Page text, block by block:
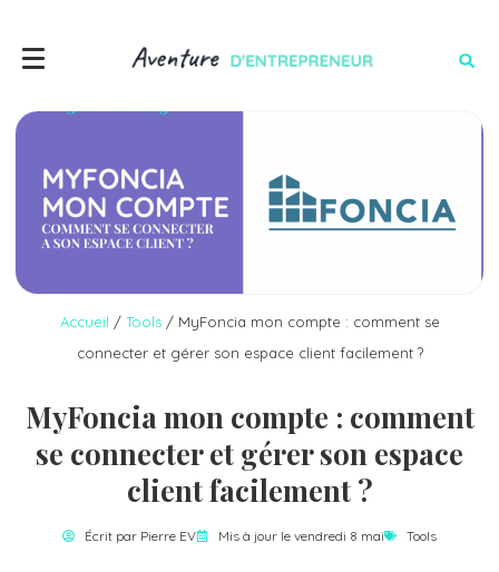
Accueil / Tools/ MyFoncia mon compte : comment se
connecter et gérer son espace client facilement ?
MyFoncia mon compte : comment
se connecter et gérer son espace
client facilement ?
Écrit par Pierre EV Mis à jour le vendredi 8 mai Tools